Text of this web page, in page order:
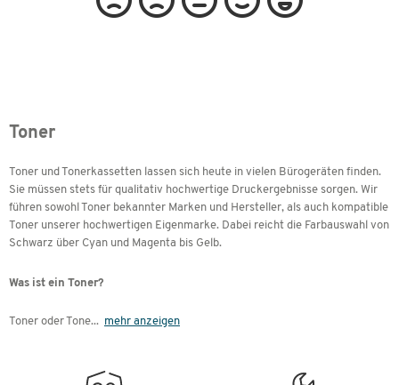
Toner
Toner und Tonerkassetten lassen sich heute in vielen Bürogeräten finden.
Sie müssen stets für qualitativ hochwertige Druckergebnisse sorgen. Wir
führen sowohl Toner bekannter Marken und Hersteller, als auch kompatible
Toner unserer hochwertigen Eigenmarke. Dabei reicht die Farbauswahl von
Schwarz über Cyan und Magenta bis Gelb.
Was ist ein Toner?
Toner oder Tone... mehr anzeigen